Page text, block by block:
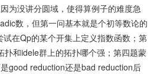
为没讲分圆域，使得算例子的难度急
数，但第一问基本就是个初等数论的
在Qp的某个开集上定义指数函数；第
扑和idele群上的拓扑哪个强；第四题蒙
good reduction还是bad reduction后